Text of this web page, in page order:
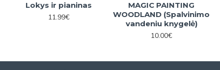
Lokys ir pianinas
11.99€
MAGIC PAINTING
WOODLAND (Spalvinimo
vandeniu knygelė)
10.00€